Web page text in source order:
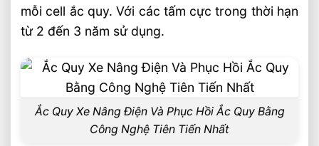
mỗi cell ắc quy. Với các tấm cực trong thời hạn
từ 2 đến 3 năm sử dụng.
Ắc Quy Xe Nâng Điện Và Phục Hồi Ắc Quy Bằng
Công Nghệ Tiên Tiến Nhất